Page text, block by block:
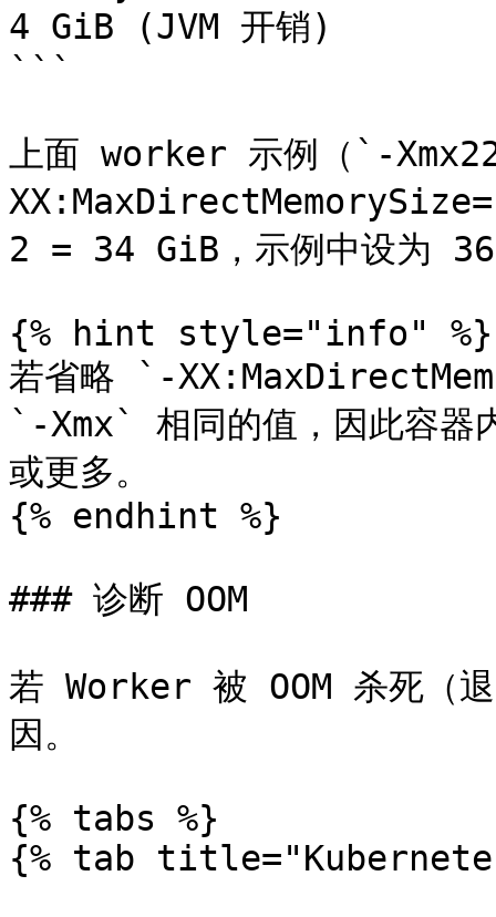
4 GiB (JVM 开销)
```
上面 worker 示例（`-
2 = 34 GiB，示例中设为
{% hint style="info" %}
若省略 `-
`-Xmx` 相同的值，因此容
或更多。
{% endhint %}
### 诊断 OOM
若 Worker 被 OOM 杀死（
因。
{% tabs %}
{% tab